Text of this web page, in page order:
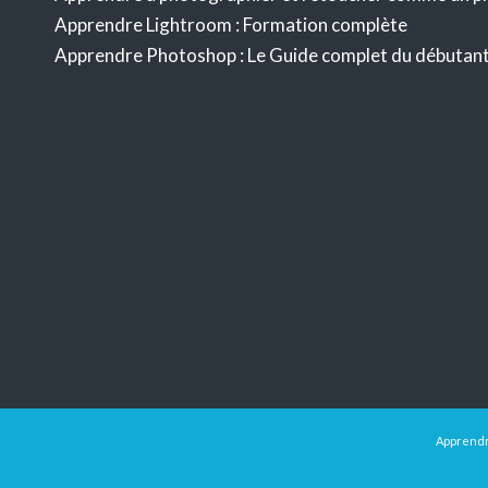
Apprendre Lightroom : Formation complète
Apprendre Photoshop : Le Guide complet du débutant